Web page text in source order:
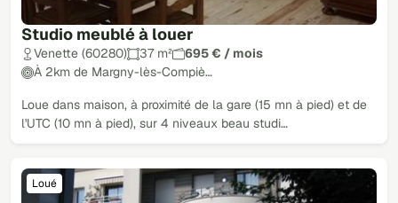
Studio meublé à louer
Venette (60280) 37 m²
695 € / mois
À 2km de Margny-lès-Compiè…
Loue dans maison, à proximité de la gare (15 mn à pied) et de
l'UTC (10 mn à pied), sur 4 niveaux beau studi…
Loué